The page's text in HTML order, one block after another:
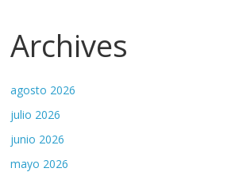
Archives
agosto 2026
julio 2026
junio 2026
mayo 2026